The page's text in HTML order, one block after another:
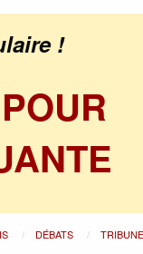
!
DÉBATS